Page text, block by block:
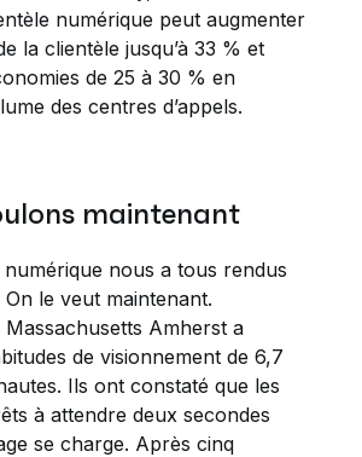
numérique peut augmenter
la clientèle jusqu’à 33 % et
de 25 à 30 % en
des centres d’appels.
maintenant
nous a tous rendus
le veut maintenant.
Massachusetts Amherst a
de visionnement de 6,7
Ils ont constaté que les
à attendre deux secondes
se charge. Après cinq